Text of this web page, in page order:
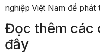
nghiệp Việt Nam để phát
Đọc thêm các
đây